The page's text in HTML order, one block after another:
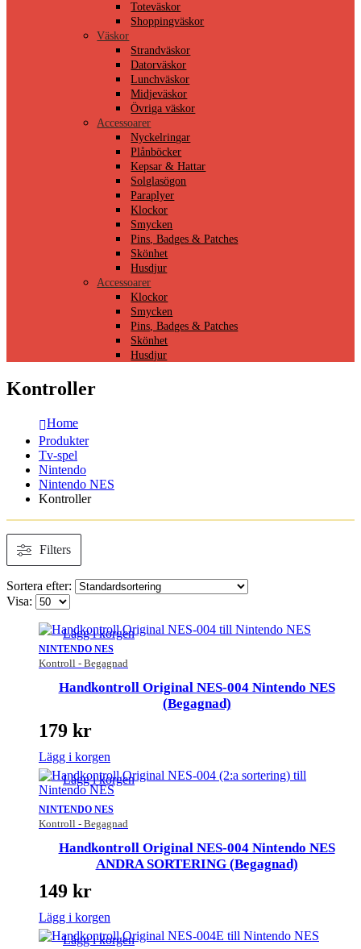
Toteväskor
Shoppingväskor
Väskor
Strandväskor
Datorväskor
Lunchväskor
Midjeväskor
Övriga väskor
Accessoarer
Nyckelringar
Plånböcker
Kepsar & Hattar
Solglasögon
Paraplyer
Klockor
Smycken
Pins, Badges & Patches
Skönhet
Husdjur
Accessoarer
Klockor
Smycken
Pins, Badges & Patches
Skönhet
Husdjur
Kontroller
Home
Produkter
Tv-spel
Nintendo
Nintendo NES
Kontroller
Filters
Sortera efter:
Visa:
NINTENDO NES
Kontroll - Begagnad
Lägg i korgen
Handkontroll Original NES-004 Nintendo NES
(Begagnad)
179 kr
Lägg i korgen
NINTENDO NES
Kontroll - Begagnad
Lägg i korgen
Handkontroll Original NES-004 Nintendo NES
ANDRA SORTERING (Begagnad)
149 kr
Lägg i korgen
Lägg i korgen